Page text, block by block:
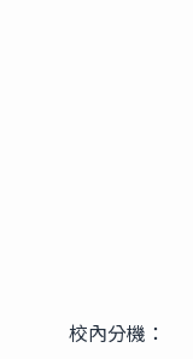
校內分機：